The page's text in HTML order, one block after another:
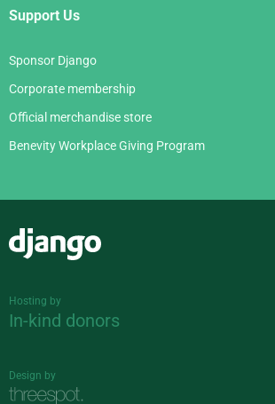
Support Us
Sponsor Django
Corporate membership
Official merchandise store
Benevity Workplace Giving Program
Hosting by
In-kind donors
Design by